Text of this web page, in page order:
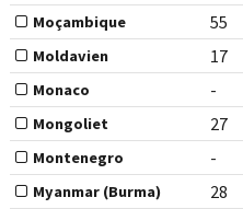
Moçambique 55
Moldavien 17
Monaco -
Mongoliet 27
Montenegro -
Myanmar (Burma) 28